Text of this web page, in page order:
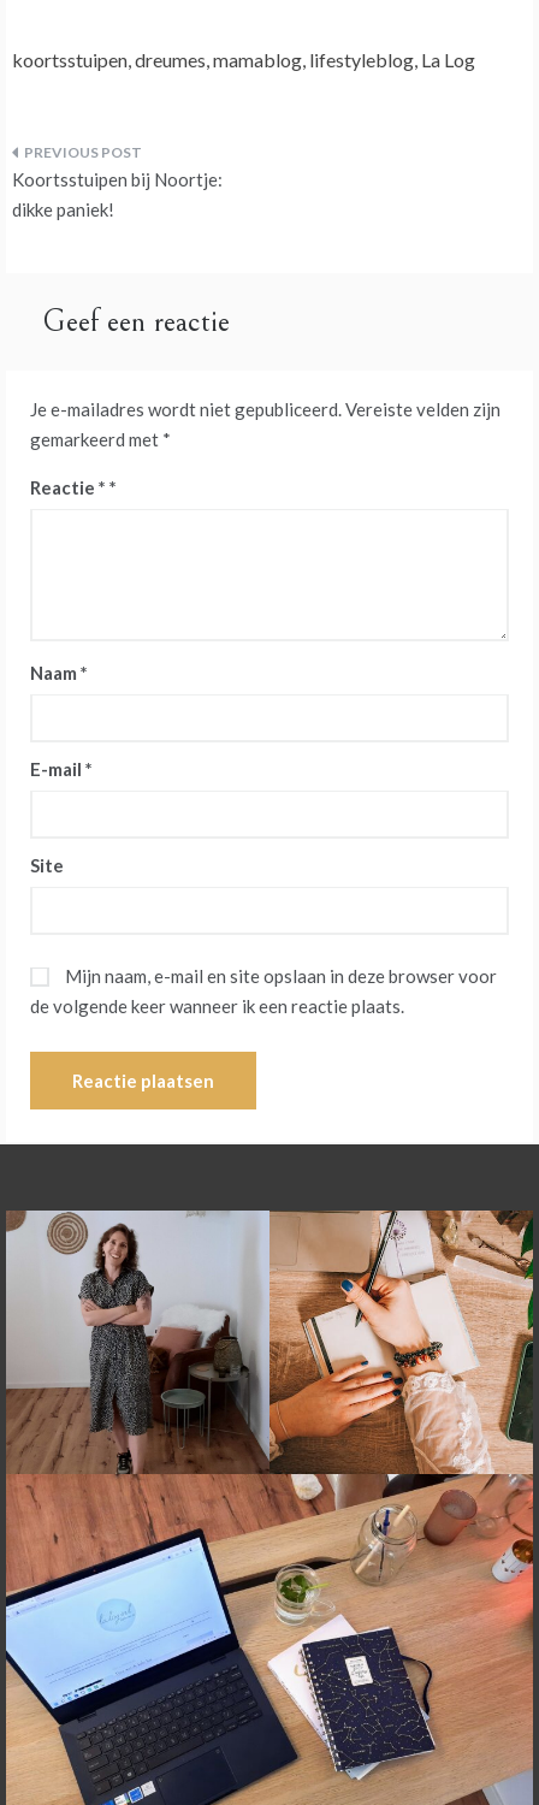
koortsstuipen, dreumes, mamablog, lifestyleblog, La Log
Bericht
navigatie
Koortsstuipen bij Noortje:
dikke paniek!
Geef een reactie
Je e-mailadres wordt niet gepubliceerd.Vereiste velden zijn
gemarkeerd met *
Reactie *
Naam *
E-mail *
Site
Mijn naam, e-mail en site opslaan in deze browser voor
de volgende keer wanneer ik een reactie plaats.